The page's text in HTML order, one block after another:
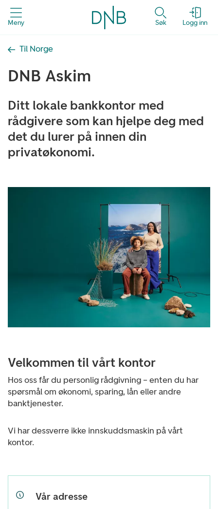
Meny Søk Logg inn
Til Norge
DNB Askim
Ditt lokale bankkontor med
rådgivere som kan hjelpe deg med
det du lurer på innen din
privatøkonomi.
Velkommen til vårt kontor
Hos oss får du personlig rådgivning – enten du har
spørsmål om økonomi, sparing, lån eller andre
banktjenester.
Vi har dessverre ikke innskuddsmaskin på vårt
kontor.
Vår adresse